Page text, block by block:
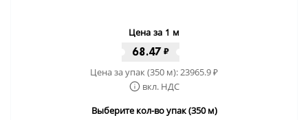
Цена за 1 м
68.47₽
Цена за упак (350 м):23965.9₽
вкл. НДС
Выберите кол-во упак (350 м)